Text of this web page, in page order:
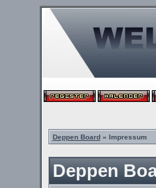
Deppen Board» Impressum
Deppen